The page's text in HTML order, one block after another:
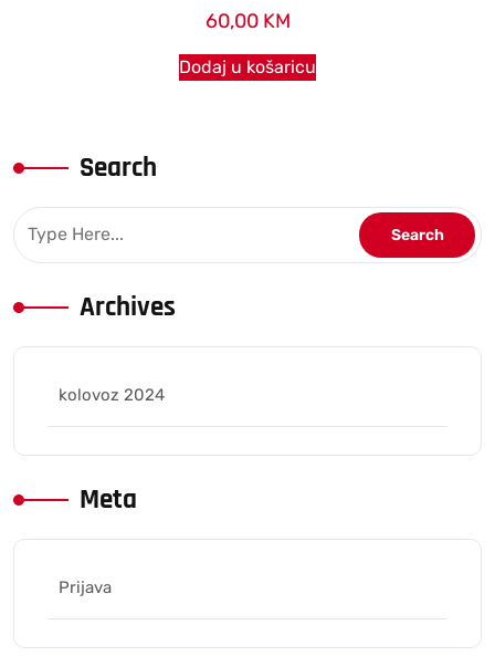
60,00 KM
Dodaj u košaricu
Search
Archives
kolovoz 2024
Meta
Prijava